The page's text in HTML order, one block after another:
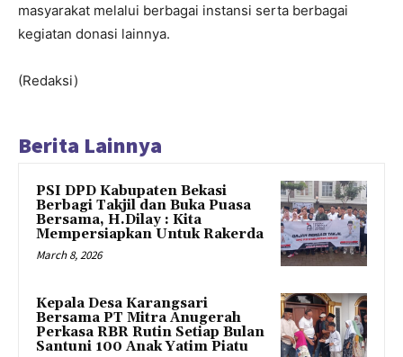
masyarakat melalui berbagai instansi serta berbagai
kegiatan donasi lainnya.
(Redaksi)
Berita Lainnya
PSI DPD Kabupaten Bekasi
Berbagi Takjil dan Buka Puasa
Bersama, H.Dilay : Kita
Mempersiapkan Untuk Rakerda
March 8, 2026
Kepala Desa Karangsari
Bersama PT Mitra Anugerah
Perkasa RBR Rutin Setiap Bulan
Santuni 100 Anak Yatim Piatu